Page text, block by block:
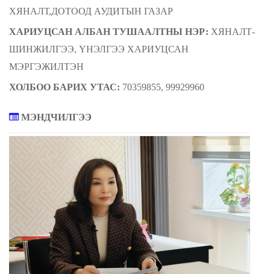
ХЯНАЛТ,ДОТООД АУДИТЫН ГАЗАР
ХАРИУЦСАН АЛБАН ТУШААЛТНЫ НЭР: ХЯНАЛТ-
ШИНЖИЛГЭЭ, ҮНЭЛГЭЭ ХАРИУЦСАН
МЭРГЭЖИЛТЭН
ХОЛБОО БАРИХ УТАС: 70359855, 99929960
МЭНДЧИЛГЭЭ